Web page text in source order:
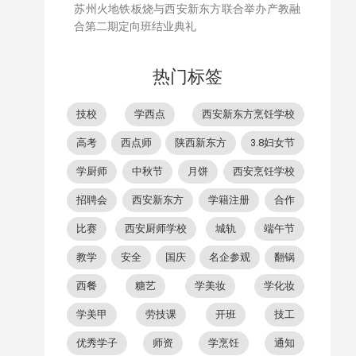
苏州火地铁板烧与西安新东方联合举办产教融
合第二期定向班结业典礼
热门标签
技校 学西点 西安新东方烹饪学校
高考 西点师 陕西新东方 3.8妇女节
学厨师 中秋节 月饼 西安烹饪学校
招聘会 西安新东方 学籍注册 合作
比赛 西安厨师学校 城轨 端午节
教学 安全 国庆 名企参观 翻锅
西餐 糖艺 学美妆 学化妆
学美甲 劳技课 开班 技工
优秀学子 师资 学烹饪 通知